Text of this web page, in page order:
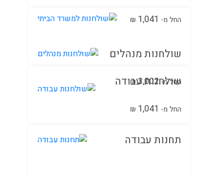
החל מ- ₪
שולחנות מנהלים
החל מ-3,002
₪
שולחנות עבודה
החל מ- ₪
תחנות עבודה